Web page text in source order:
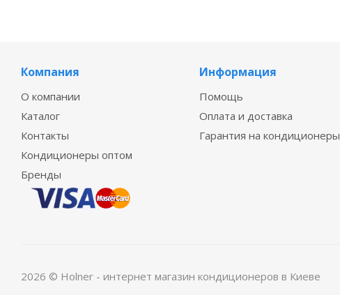
Компания
О компании
Каталог
Контакты
Кондиционеры оптом
Бренды
Информация
Помощь
Оплата и доставка
Гарантия на кондиционеры
2026 © Holner - интернет магазин кондиционеров в Киеве